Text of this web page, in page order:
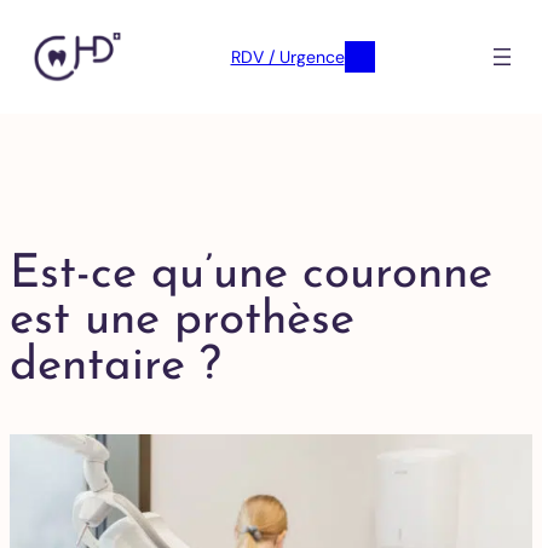
RDV / Urgence
Est-ce qu’une couronne
est une prothèse
dentaire ?